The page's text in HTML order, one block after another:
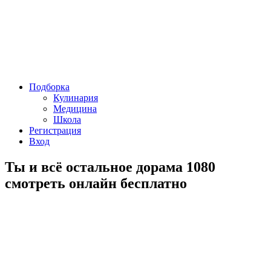
Подборка
Кулинария
Медицина
Школа
Регистрация
Вход
Ты и всё остальное дорама 1080
смотреть онлайн бесплатно